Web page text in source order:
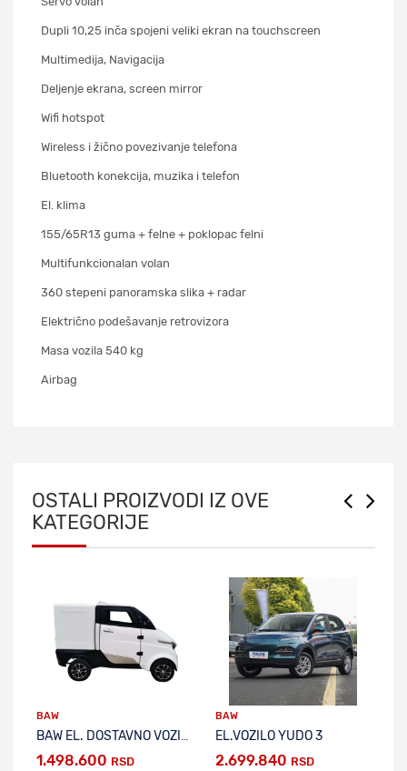
Dupli 10,25 inča spojeni veliki ekran na touchscreen
Multimedija, Navigacija
Deljenje ekrana, screen mirror
Wifi hotspot
Wireless i žično povezivanje telefona
Bluetooth konekcija, muzika i telefon
El. klima
155/65R13 guma + felne + poklopac felni
Multifunkcionalan volan
360 stepeni panoramska slika + radar
Električno podešavanje retrovizora
Masa vozila 540 kg
Airbag
OSTALI PROIZVODI IZ OVE
KATEGORIJE
BAW
BAW EL. DOSTAVNO VOZILO RUNHORSE J2-P
1.498.600 RSD
BAW
EL.VOZILO YUDO 3
2.699.840 RSD